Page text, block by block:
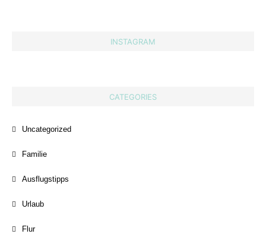
INSTAGRAM
CATEGORIES
Uncategorized
Familie
Ausflugstipps
Urlaub
Flur